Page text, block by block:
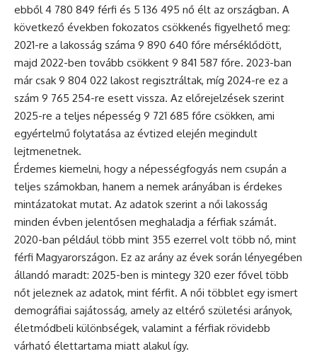
ebből 4 780 849 férfi és 5 136 495 nő élt az országban. A
következő években fokozatos csökkenés figyelhető meg:
2021-re a lakosság száma 9 890 640 főre mérséklődött,
majd 2022-ben tovább csökkent 9 841 587 főre. 2023-ban
már csak 9 804 022 lakost regisztráltak, míg 2024-re ez a
szám 9 765 254-re esett vissza. Az előrejelzések szerint
2025-re a teljes népesség 9 721 685 főre csökken, ami
egyértelmű folytatása az évtized elején megindult
lejtmenetnek.
Érdemes kiemelni, hogy a népességfogyás nem csupán a
teljes számokban, hanem a nemek arányában is érdekes
mintázatokat mutat. Az adatok szerint a női lakosság
minden évben jelentősen meghaladja a férfiak számát.
2020-ban például több mint 355 ezerrel volt több nő, mint
férfi Magyarországon. Ez az arány az évek során lényegében
állandó maradt: 2025-ben is mintegy 320 ezer fővel több
nőt jeleznek az adatok, mint férfit. A női többlet egy ismert
demográfiai sajátosság, amely az eltérő születési arányok,
életmódbeli különbségek, valamint a férfiak rövidebb
várható élettartama miatt alakul így.